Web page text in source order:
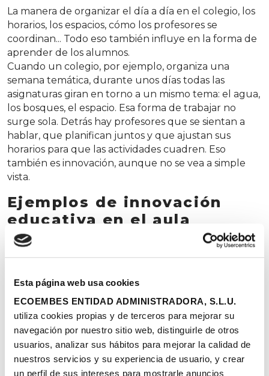
Esta página web usa cookies
ECOEMBES ENTIDAD ADMINISTRADORA, S.L.U.
utiliza cookies propias y de terceros para mejorar su
navegación por nuestro sitio web, distinguirle de otros
usuarios, analizar sus hábitos para mejorar la calidad de
nuestros servicios y su experiencia de usuario, y crear
un perfil de sus intereses para mostrarle anuncios
La manera de organizar el día a día en el colegio, los
horarios, los espacios, cómo los profesores se
coordinan... Todo eso también influye en la forma de
aprender de los alumnos.
Cuando un colegio, por ejemplo, organiza una
semana temática, durante unos días todas las
asignaturas giran en torno a un mismo tema: el agua,
los bosques, el espacio. Esa forma de trabajar no
surge sola. Detrás hay profesores que se sientan a
hablar, que planifican juntos y que ajustan sus
horarios para que las actividades cuadren. Eso
también es innovación, aunque no se vea a simple
vista.
Ejemplos de innovación
educativa en el aula
Existen muchas metodologías que ayudan a
Aprendizaje cooperativo
aprendizaje cooperativo
propone una forma de
trabajar en la que los alumnos no solo comparten
mesa, sino que dependen unos de otros para
alcanzar un objetivo común. En lugar de realizar
tareas individuales, se organizan en pequeños